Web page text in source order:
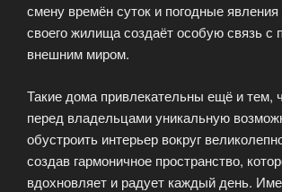
смену времён суток и погодные
своего жилища создаёт особую связь с
внешним миром.
Такие дома привлекательны ещё и тем,
перед владельцами уникальную
обустроить интерьер вокруг
создав гармоничное пространство,
вдохновляет и радует каждый день.